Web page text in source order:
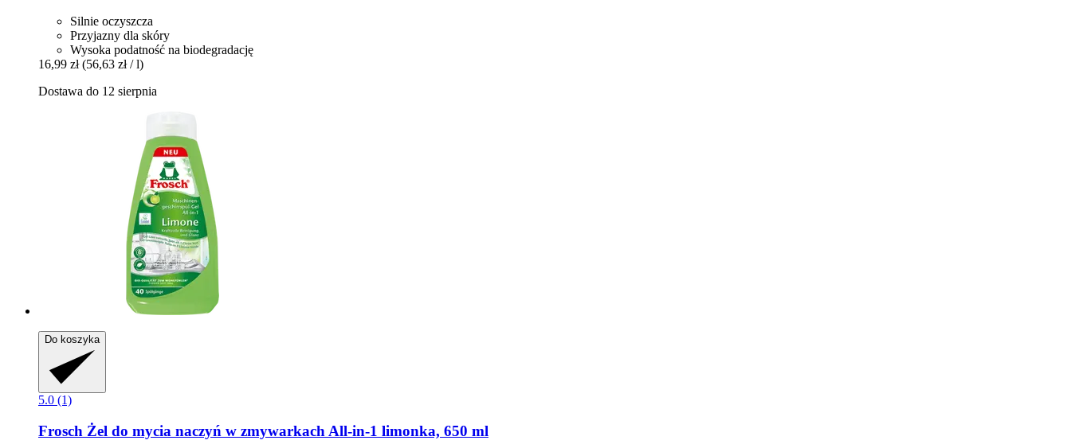
Silnie oczyszcza
Przyjazny dla skóry
Wysoka podatność na biodegradację
16,99 zł (56,63 zł / l)
Dostawa do 12 sierpnia
Do koszyka
5.0 (1)
Frosch Żel do mycia naczyń w zmywarkach All-​in-​1 limonka, 650 ml